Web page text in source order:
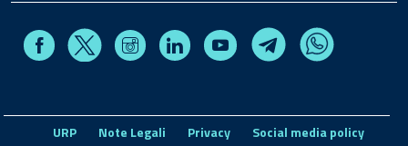
FacebookX InstagramLinkedin Youtube TelegramWhatsapp
URP Note Legali Privacy Social media policy